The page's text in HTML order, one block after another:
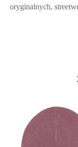
oryginalnych,